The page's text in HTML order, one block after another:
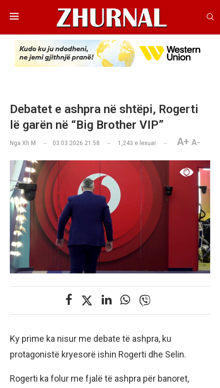
Debatet e ashpra në shtëpi, Rogerti
lë garën në “Big Brother VIP”
Nga Xh M 03.03.2026 21:58 1,243 e lexuar A+ A-
Ky prime ka nisur me debate të ashpra, ku
protagonistë kryesorë ishin Rogerti dhe Selin.
Rogerti ka folur me fjalë të ashpra për banoret,